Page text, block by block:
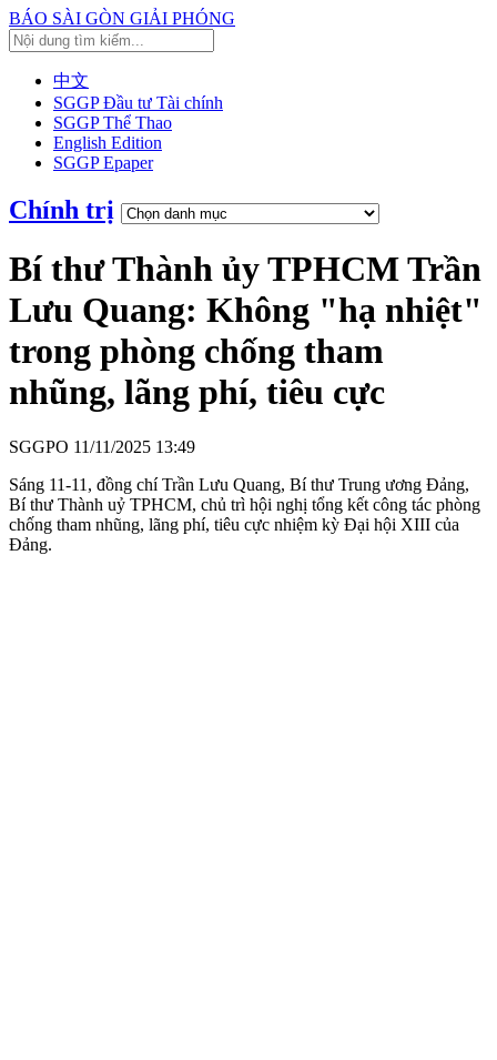
BÁO SÀI GÒN GIẢI PHÓNG
中文
SGGP Đầu tư Tài chính
SGGP Thể Thao
English Edition
SGGP Epaper
Chính trị
Bí thư Thành ủy TPHCM Trần
Lưu Quang: Không "hạ nhiệt"
trong phòng chống tham
nhũng, lãng phí, tiêu cực
SGGPO 11/11/2025 13:49
Sáng 11-11, đồng chí Trần Lưu Quang, Bí thư Trung ương Đảng,
Bí thư Thành uỷ TPHCM, chủ trì hội nghị tổng kết công tác phòng
chống tham nhũng, lãng phí, tiêu cực nhiệm kỳ Đại hội XIII của
Đảng.